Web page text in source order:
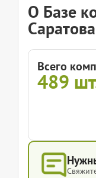
О Базе
Саратова
Всего
489